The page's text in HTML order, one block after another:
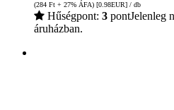
(284 Ft + 27% ÁFA) [0.98EUR] / db
Hűségpont: 3 pontJelenleg
áruházban.